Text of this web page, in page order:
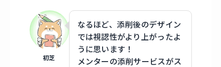
初芝
なるほど、添削後のデザイン
では視認性がより上がったよ
うに思います！
メンターの添削サービスがス